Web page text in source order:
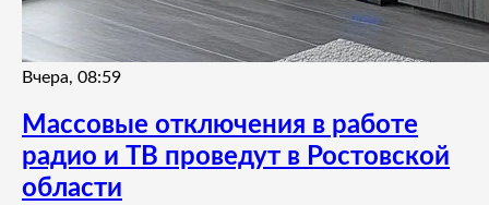
Вчера, 08:59
Массовые отключения в работе
радио и ТВ проведут в Ростовской
области